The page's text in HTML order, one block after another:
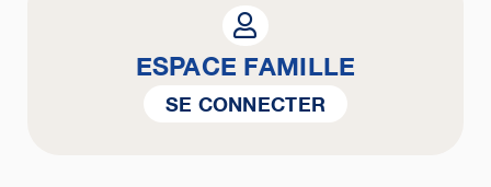
ESPACE FAMILLE
SE CONNECTER